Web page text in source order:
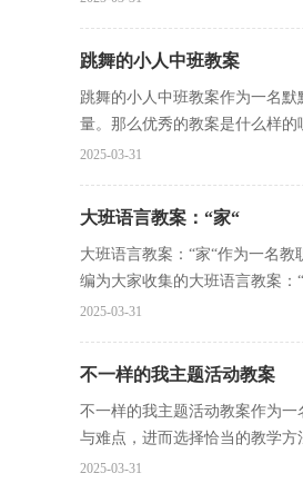
跳舞的小人中班教案
跳舞的小人中班教案作为一名
量。那么优秀的教案是什么样
2025-03-31
大班语言教案：“家“
大班语言教案：“家“作为一名
编为大家收集的大班语言教案：
2025-03-31
不一样的我主题活动教案
不一样的我主题活动教案作为
与难点，进而选择恰当的教学
2025-03-31